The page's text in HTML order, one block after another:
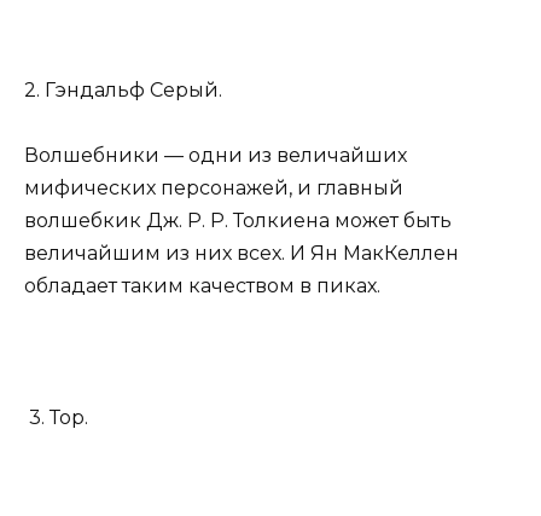
2. Гэндальф Серый.
Волшебники — одни из величайших
мифических персонажей, и главный
волшебкик Дж. Р. Р. Толкиена может быть
величайшим из них всех. И Ян МакКеллен
обладает таким качеством в пиках.
3. Тор.